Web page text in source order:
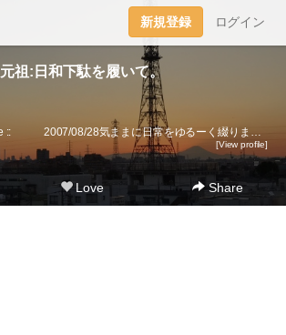
新規登録 ログイン
元祖:日和下駄を履いて。
:: since :: 2007/08/28気ままに日常をゆるーく綴ります。▼趣味丸出し。▼トラベラーズノート愛好家。 →書籍に一部載せていただきました★(奇跡)▼小さいノート活用術▼FLEXNOTEも活用しています。▼他、手帳・文房具大好き。▼2018に都内→田舎に移住。▼プラ板・レジン・手芸などハンドメイドをたまに▼メインはインスタです。
[View profile]
Love Share